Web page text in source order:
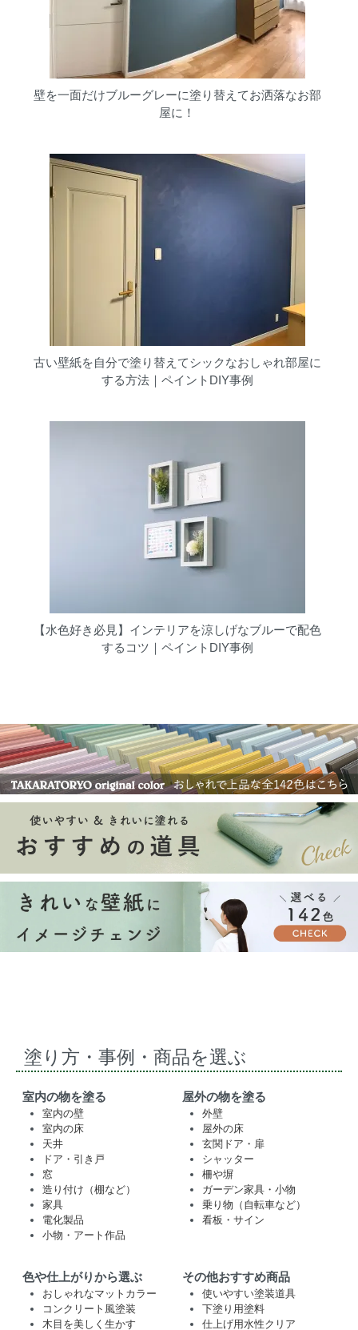
壁を一面だけブルーグレーに塗り替えてお洒落なお部
屋に！
古い壁紙を自分で塗り替えてシックなおしゃれ部屋に
する方法｜ペイントDIY事例
【水色好き必見】インテリアを涼しげなブルーで配色
するコツ｜ペイントDIY事例
塗り方・事例・商品を選ぶ
室内の物を塗る
室内の壁
室内の床
天井
ドア・引き戸
窓
造り付け（棚など）
家具
電化製品
小物・アート作品
屋外の物を塗る
外壁
屋外の床
玄関ドア・扉
シャッター
柵や塀
ガーデン家具・小物
乗り物（自転車など）
看板・サイン
色や仕上がりから選ぶ
おしゃれなマットカラー
コンクリート風塗装
木目を美しく生かす
その他おすすめ商品
使いやすい塗装道具
下塗り用塗料
仕上げ用水性クリア